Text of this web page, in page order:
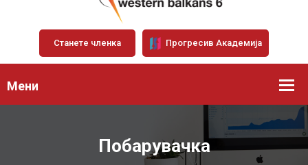
Станете членка Прогресив Академија
Мени
Побарувачка